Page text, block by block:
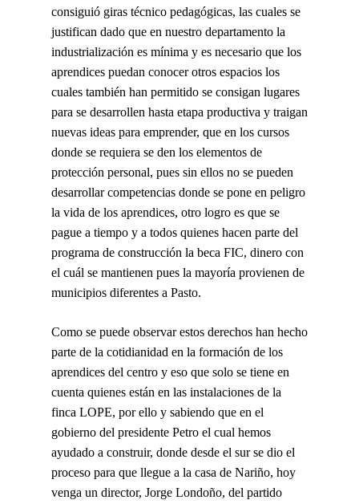
consiguió giras técnico pedagógicas, las cuales se
justifican dado que en nuestro departamento la
industrialización es mínima y es necesario que los
aprendices puedan conocer otros espacios los
cuales también han permitido se consigan lugares
para se desarrollen hasta etapa productiva y traigan
nuevas ideas para emprender, que en los cursos
donde se requiera se den los elementos de
protección personal, pues sin ellos no se pueden
desarrollar competencias donde se pone en peligro
la vida de los aprendices, otro logro es que se
pague a tiempo y a todos quienes hacen parte del
programa de construcción la beca FIC, dinero con
el cuál se mantienen pues la mayoría provienen de
municipios diferentes a Pasto.
Como se puede observar estos derechos han hecho
parte de la cotidianidad en la formación de los
aprendices del centro y eso que solo se tiene en
cuenta quienes están en las instalaciones de la
finca LOPE, por ello y sabiendo que en el
gobierno del presidente Petro el cual hemos
ayudado a construir, donde desde el sur se dio el
proceso para que llegue a la casa de Nariño, hoy
venga un director, Jorge Londoño, del partido